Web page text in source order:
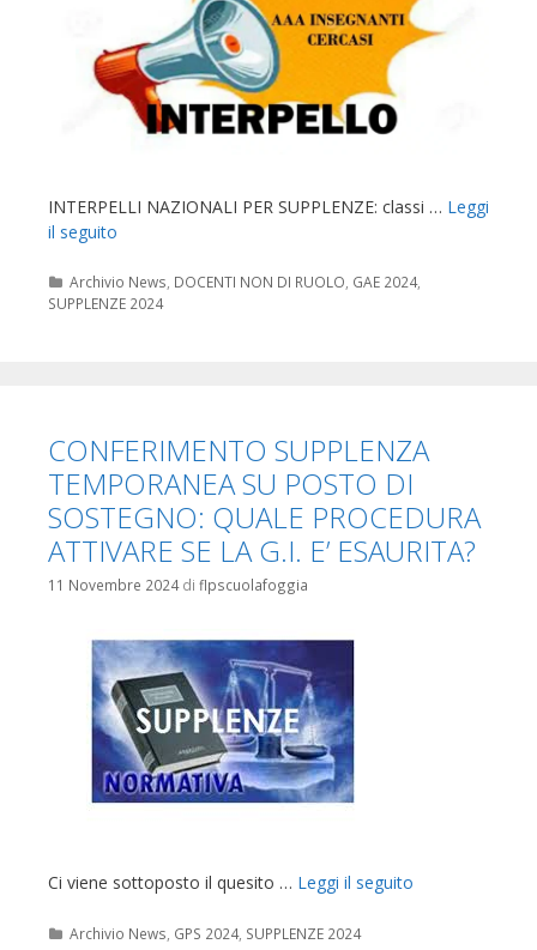
INTERPELLI NAZIONALI PER SUPPLENZE: classi … Leggi
il seguito
Categorie
Archivio News, DOCENTI NON DI RUOLO, GAE 2024,
SUPPLENZE 2024
CONFERIMENTO SUPPLENZA
TEMPORANEA SU POSTO DI
SOSTEGNO: QUALE PROCEDURA
ATTIVARE SE LA G.I. E’ ESAURITA?
11 Novembre 2024 di flpscuolafoggia
Ci viene sottoposto il quesito … Leggi il seguito
Categorie
Archivio News GPS 2024, SUPPLENZE 2024